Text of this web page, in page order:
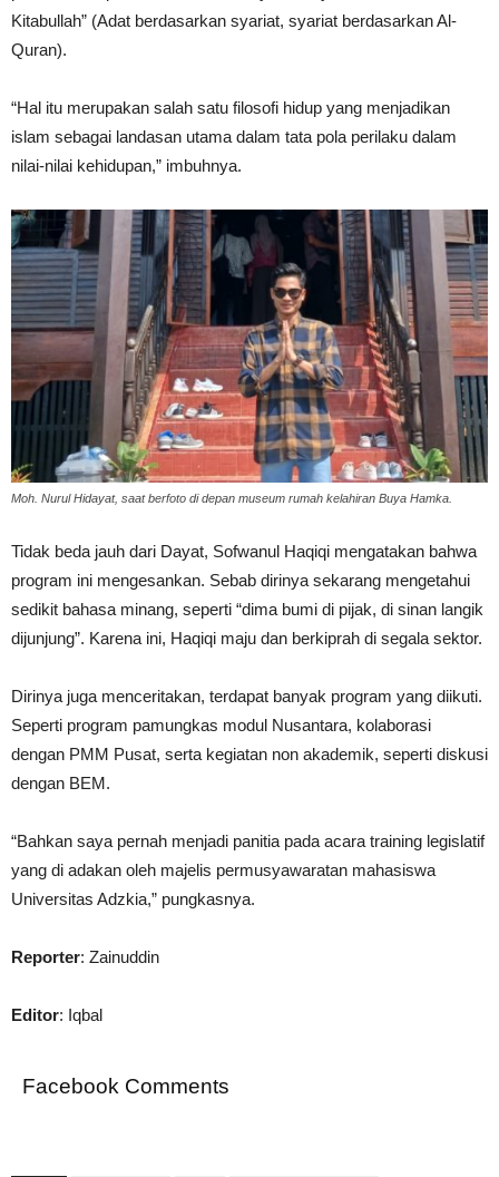
Kitabullah” (Adat berdasarkan syariat, syariat berdasarkan Al-
Quran).
“Hal itu merupakan salah satu filosofi hidup yang menjadikan
islam sebagai landasan utama dalam tata pola perilaku dalam
nilai-nilai kehidupan,” imbuhnya.
Moh. Nurul Hidayat, saat berfoto di depan museum rumah kelahiran Buya Hamka.
Tidak beda jauh dari Dayat, Sofwanul Haqiqi mengatakan bahwa
program ini mengesankan. Sebab dirinya sekarang mengetahui
sedikit bahasa minang, seperti “dima bumi di pijak, di sinan langik
dijunjung”. Karena ini, Haqiqi maju dan berkiprah di segala sektor.
Dirinya juga menceritakan, terdapat banyak program yang diikuti.
Seperti program pamungkas modul Nusantara, kolaborasi
dengan PMM Pusat, serta kegiatan non akademik, seperti diskusi
dengan BEM.
“Bahkan saya pernah menjadi panitia pada acara training legislatif
yang di adakan oleh majelis permusyawaratan mahasiswa
Universitas Adzkia,” pungkasnya.
Reporter: Zainuddin
Editor: Iqbal
Facebook Comments